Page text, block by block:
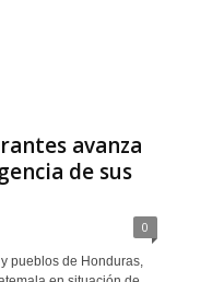
avanza
de sus
0
pueblos de Honduras,